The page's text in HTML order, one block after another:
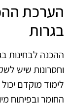
הערכת
בגרות
ההכנה לבחינות
וחסרונות שיש
לימוד מוקדם
החומר ובפיתוח